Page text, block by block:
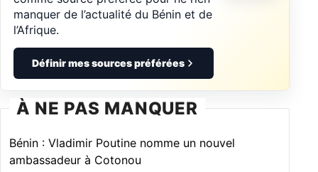
manquer de l’actualité du Bénin et de
l’Afrique.
Définir mes sources préférées
À NE PAS MANQUER
Bénin : Vladimir Poutine nomme un nouvel
ambassadeur à Cotonou